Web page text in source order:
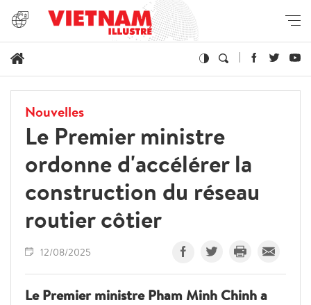
Nouvelles
Le Premier ministre
ordonne d'accélérer la
construction du réseau
routier côtier
12/08/2025
Le Premier ministre Pham Minh Chinh a